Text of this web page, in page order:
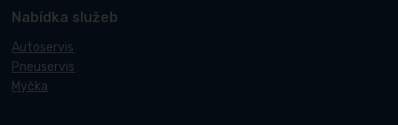
Nabídka služeb
Autoservis
Pneuservis
Myčka